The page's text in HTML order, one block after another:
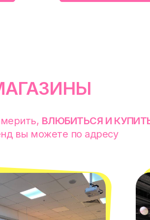
ВЛЮБИТЬСЯ И
вы можете по адресу